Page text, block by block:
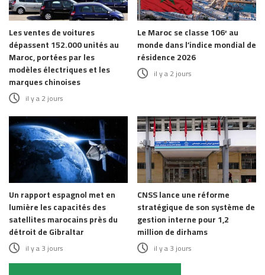
Les ventes de voitures
dépassent 152.000 unités au
Maroc, portées par les
modèles électriques et les
marques chinoises
il y a 2 jours
Le Maroc se classe 106ᵉ au
monde dans l’indice mondial de
résidence 2026
il y a 2 jours
Un rapport espagnol met en
lumière les capacités des
satellites marocains près du
détroit de Gibraltar
il y a 3 jours
CNSS lance une réforme
stratégique de son système de
gestion interne pour 1,2
million de dirhams
il y a 3 jours